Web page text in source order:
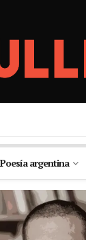
Poesía argentina